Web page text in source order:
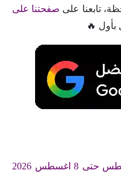
تابعنا على صفحتنا على
🔥
عروض بنده مصر من 6 اغسطس حتى 8 اغسطس 2026